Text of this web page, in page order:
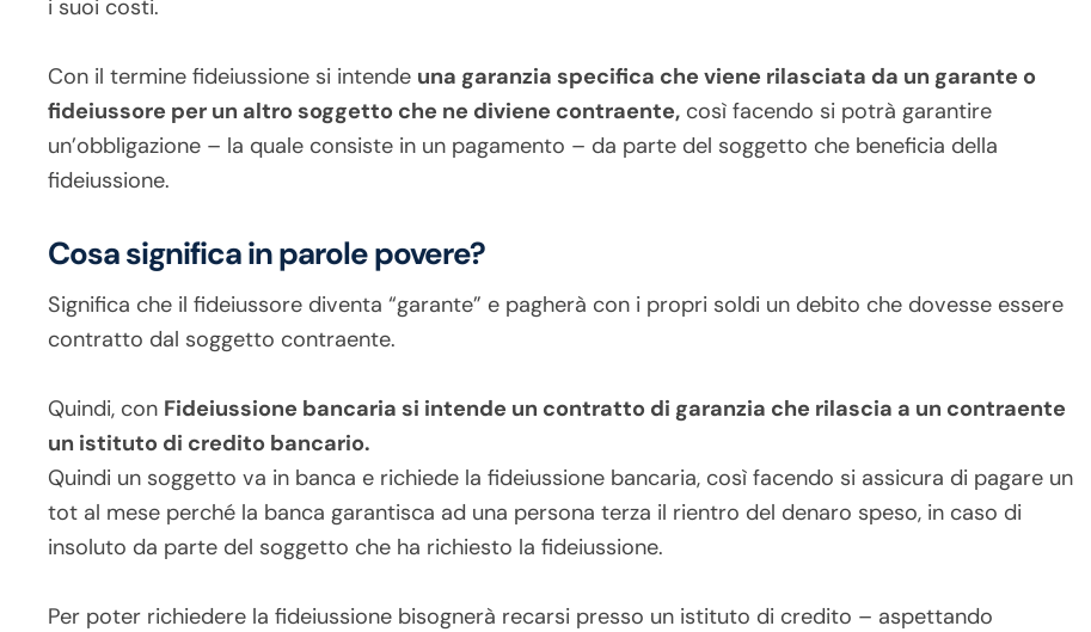
i suoi costi.
Con il termine fideiussione si intende una garanzia specifica che viene rilasciata da un garante o
fideiussore per un altro soggetto che ne diviene contraente, così facendo si potrà garantire
un’obbligazione – la quale consiste in un pagamento – da parte del soggetto che beneficia della
fideiussione.
Cosa significa in parole povere?
Significa che il fideiussore diventa “garante” e pagherà con i propri soldi un debito che dovesse essere
contratto dal soggetto contraente.
Quindi, con Fideiussione bancaria si intende un contratto di garanzia che rilascia a un contraente
un istituto di credito bancario.
Quindi un soggetto va in banca e richiede la fideiussione bancaria, così facendo si assicura di pagare un
tot al mese perché la banca garantisca ad una persona terza il rientro del denaro speso, in caso di
insoluto da parte del soggetto che ha richiesto la fideiussione.
Per poter richiedere la fideiussione bisognerà recarsi presso un istituto di credito – aspettando